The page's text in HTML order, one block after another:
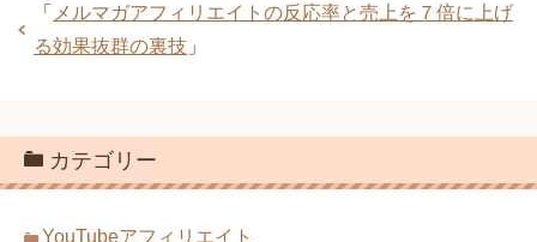
「 メルマガアフィリエイトの反応率と売上を７倍に上げ
る効果抜群の裏技 」
カテゴリー
YouTubeアフィリエイト